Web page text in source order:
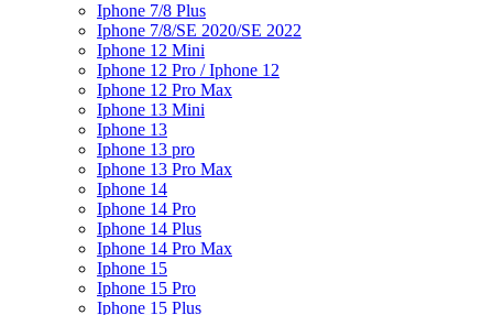
Iphone 7/8 Plus
Iphone 7/8/SE 2020/SE 2022
Iphone 12 Mini
Iphone 12 Pro / Iphone 12
Iphone 12 Pro Max
Iphone 13 Mini
Iphone 13
Iphone 13 pro
Iphone 13 Pro Max
Iphone 14
Iphone 14 Pro
Iphone 14 Plus
Iphone 14 Pro Max
Iphone 15
Iphone 15 Pro
Iphone 15 Plus